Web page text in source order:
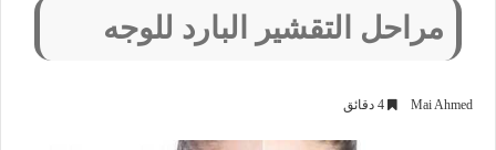
مراحل التقشير البارد للوجه
Mai Ahmed